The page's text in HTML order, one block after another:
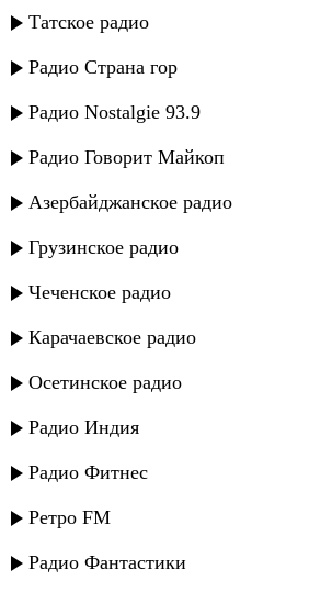
Татское радио
Радио Страна гор
Радио Nostalgie 93.9
Радио Говорит Майкоп
Азербайджанское радио
Грузинское радио
Чеченское радио
Карачаевское радио
Осетинское радио
Радио Индия
Радио Фитнес
Ретро FM
Радио Фантастики
Аслан Гусейнов - Bivafa
Аслан Гусейнов - Сильно
Тимур Темиров и Аслан
переживай
Марина Алиева и Аслан
Прямое попадание и Аслан
Аслан Гусейнов - Я пьян от
Аслан Гусейнов и Эльдар